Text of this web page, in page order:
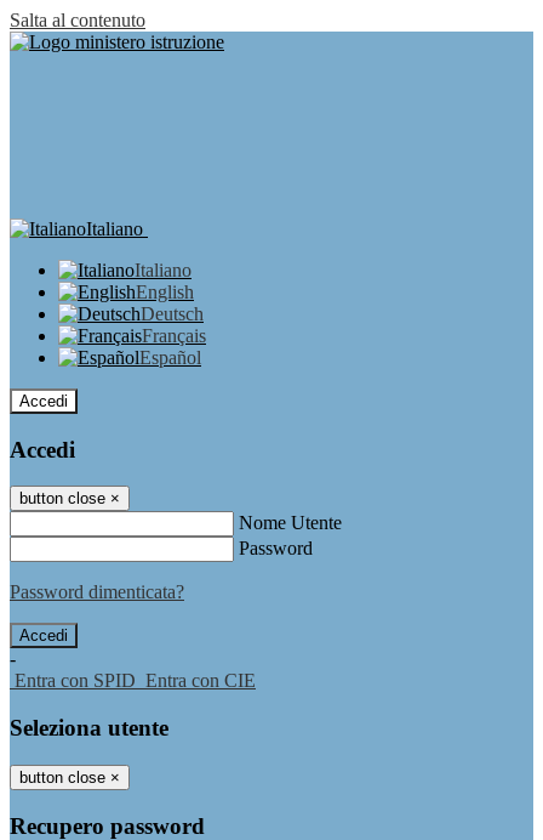
Salta al contenuto
Italiano
Italiano
English
Deutsch
Français
Español
Accedi
Accedi
button close ×
Nome Utente
Password
Password dimenticata?
-
Entra con SPID Entra con CIE
Seleziona utente
button close ×
Recupero password